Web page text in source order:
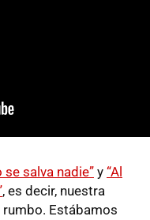
se salva nadie”y “Al
, es decir, nuestra
rumbo. Estábamos